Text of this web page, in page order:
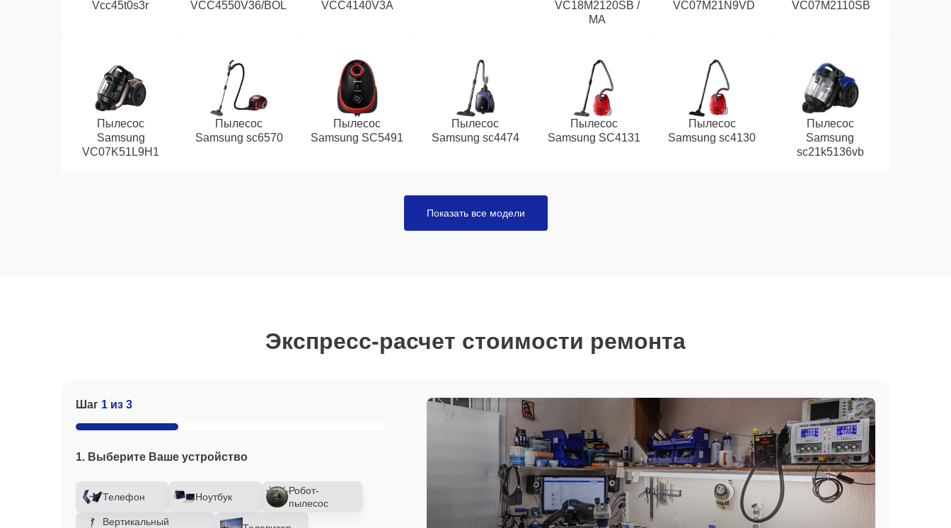
Vcc45t0s3r
VCC4550V36/BOL
VCC4140V3A
VC18M2120SB /
MA
VC07M21N9VD
VC07M2110SB
Пылесос
Samsung
VC07K51L9H1
Пылесос
Samsung sc6570
Пылесос
Samsung SC5491
Пылесос
Samsung sc4474
Пылесос
Samsung SC4131
Пылесос
Samsung sc4130
Пылесос
Samsung
sc21k5136vb
Показать все модели
Экспресс-расчет стоимости ремонта
Шаг 1 из 3
1. Выберите Ваше устройство
Телефон Ноутбук
Робот-
пылесос
Вертикальный